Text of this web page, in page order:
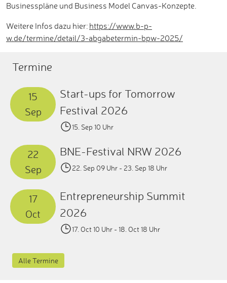
Businesspläne und Business Model Canvas-Konzepte.
Weitere Infos dazu hier: https://www.b-p-
w.de/termine/detail/3-abgabetermin-bpw-2025/
Termine
15
Sep
Start-ups for Tomorrow
Festival 2026
15. Sep 10 Uhr
22
Sep
BNE-Festival NRW 2026
22. Sep 09 Uhr - 23. Sep 18 Uhr
17
Oct
Entrepreneurship Summit
2026
17. Oct 10 Uhr - 18. Oct 18 Uhr
Alle Termine